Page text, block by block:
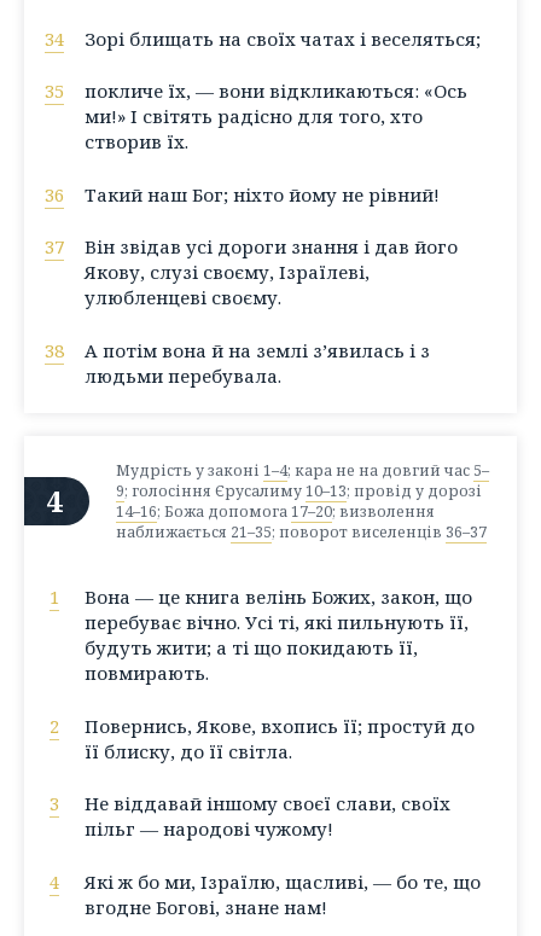
34 Зорі блищать на своїх чатах і веселяться;
35
покличе їх, — вони відкликаються: «Ось
ми!» І світять радісно для того, хто
створив їх.
36 Такий наш Бог; ніхто йому не рівний!
37
Він звідав усі дороги знання і дав його
Якову, слузі своєму, Ізраїлеві,
улюбленцеві своєму.
38
А потім вона й на землі з’явилась і з
людьми перебувала.
4
Мудрість у законі 1–4; кара не на довгий час 5–
9; голосіння Єрусалиму10–13; провід у дорозі
14–16; Божа допомога17–20; визволення
наближається 21–35; поворот виселенців 36–37
1
Вона — це книга велінь Божих, закон, що
перебуває вічно. Усі ті, які пильнують її,
будуть жити; а ті що покидають її,
повмирають.
2
Повернись, Якове, вхопись її; простуй до
її блиску, до її світла.
3
Не віддавай іншому своєї слави, своїх
пільг — народові чужому!
4
Які ж бо ми, Ізраїлю, щасливі, — бо те, що
вгодне Богові, знане нам!